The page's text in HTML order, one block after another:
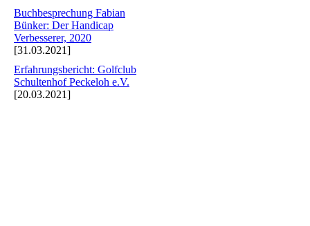
Buchbesprechung Fabian
Bünker: Der Handicap
Verbesserer, 2020
[31.03.2021]
Erfahrungsbericht: Golfclub
Schultenhof Peckeloh e.V.
[20.03.2021]